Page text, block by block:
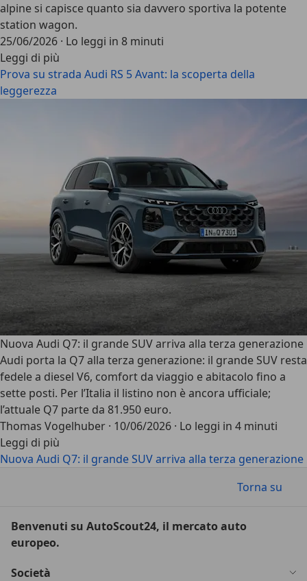
alpine si capisce quanto sia davvero sportiva la potente
station wagon.
25/06/2026 · Lo leggi in 8 minuti
Leggi di più
Prova su strada Audi RS 5 Avant: la scoperta della
leggerezza
Nuova Audi Q7: il grande SUV arriva alla terza generazione
Audi porta la Q7 alla terza generazione: il grande SUV resta
fedele a diesel V6, comfort da viaggio e abitacolo fino a
sette posti. Per l’Italia il listino non è ancora ufficiale;
l’attuale Q7 parte da 81.950 euro.
Thomas Vogelhuber · 10/06/2026 · Lo leggi in 4 minuti
Leggi di più
Nuova Audi Q7: il grande SUV arriva alla terza generazione
Torna su
Benvenuti su AutoScout24, il mercato auto
europeo.
Società